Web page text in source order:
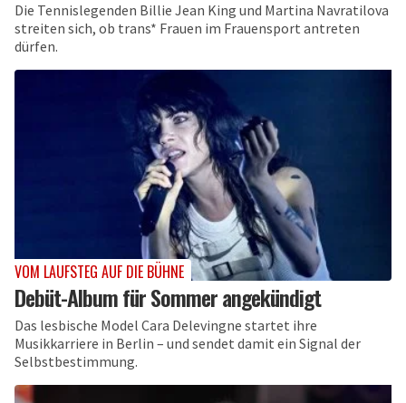
Die Tennislegenden Billie Jean King und Martina Navratilova
streiten sich, ob trans* Frauen im Frauensport antreten
dürfen.
VOM LAUFSTEG AUF DIE BÜHNE
Debüt-Album für Sommer angekündigt
Das lesbische Model Cara Delevingne startet ihre
Musikkarriere in Berlin – und sendet damit ein Signal der
Selbstbestimmung.